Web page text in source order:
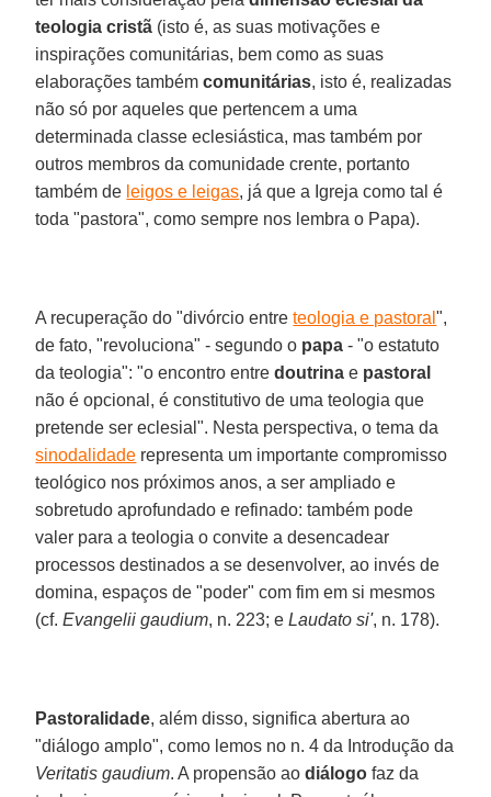
teologia cristã (isto é, as suas motivações e
inspirações comunitárias, bem como as suas
elaborações tambémcomunitárias, isto é, realizadas
não só por aqueles que pertencem a uma
determinada classe eclesiástica, mas também por
outros membros da comunidade crente, portanto
também de leigos e leigas, já que a Igreja como tal é
toda "pastora", como sempre nos lembra o Papa).
A recuperação do "divórcio entreteologia e pastoral",
de fato, "revoluciona" - segundo o papa - "o estatuto
da teologia": "o encontro entredoutrina e pastoral
não é opcional, é constitutivo de uma teologia que
pretende ser eclesial". Nesta perspectiva, o tema da
sinodalidade representa um importante compromisso
teológico nos próximos anos, a ser ampliado e
sobretudo aprofundado e refinado: também pode
valer para a teologia o convite a desencadear
processos destinados a se desenvolver, ao invés de
domina, espaços de "poder" com fim em si mesmos
(cf.Evangelii gaudium, n. 223; eLaudato si', n. 178).
Pastoralidade, além disso, significa abertura ao
"diálogo amplo", como lemos no n. 4 da Introdução da
Veritatis gaudium. A propensão aodiálogo faz da